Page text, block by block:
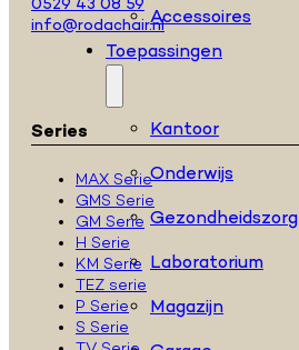
Accessoires
Toepassingen
Kantoor
Onderwijs
Gezondheidszorg
Laboratorium
Magazijn
0529 43 08 59
info@rodachair.nl
Series
MAX Serie
GMS Serie
GM Serie
H Serie
KM Serie
TEZ serie
P Serie
S Serie